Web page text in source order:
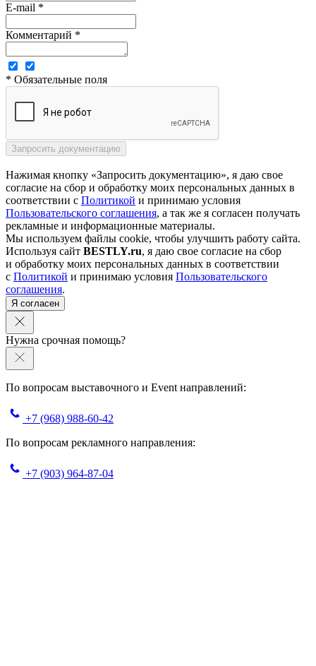
E-mail *
Комментарий *
* Обязательные поля
Нажимая кнопку «Запросить документацию», я даю свое
согласие на сбор и обработку моих персональных данных в
соответствии с Политикой и принимаю условия
Пользовательского соглашения, а так же я согласен получать
рекламные и информационные материалы.
Мы используем файлы cookie, чтобы улучшить работу сайта.
Используя сайт BESTLY.ru, я даю свое согласие на сбор
и обработку моих персональных данных в соответствии
с Политикой и принимаю условия Пользовательского
соглашения.
Я согласен
Нужна срочная помощь?
По вопросам выставочного и Event направлений:
+7 (968) 988-60-42
По вопросам рекламного направления:
+7 (903) 964-87-04